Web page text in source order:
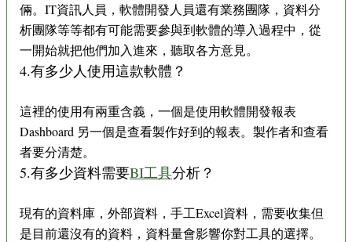
倆。IT資訊人員，軟體開發人員還有業務團隊，資料分
析團隊等等都有可能需要參與到軟體的導入過程中，從
一開始就把他們加入進來，聽取各方意見。
4.有多少人使用這款軟體？
這裡的使用有兩重含義，一個是使用軟體開發報表
Dashboard 另一個是查看製作好到的報表。製作者和查看
者要分清楚。
5.有多少資料需要BI工具分析？
現有的資料庫，外部資料，手工Excel資料，需要收集但
是目前還沒有的資料，資料量會影響你對工具的選擇。